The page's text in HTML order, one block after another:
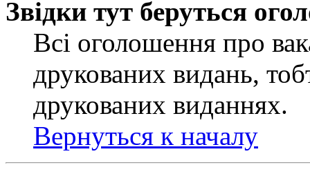
Звідки тут беруться
Всі оголошення про
друкованих видань,
друкованих виданнях.
Вернуться к началу